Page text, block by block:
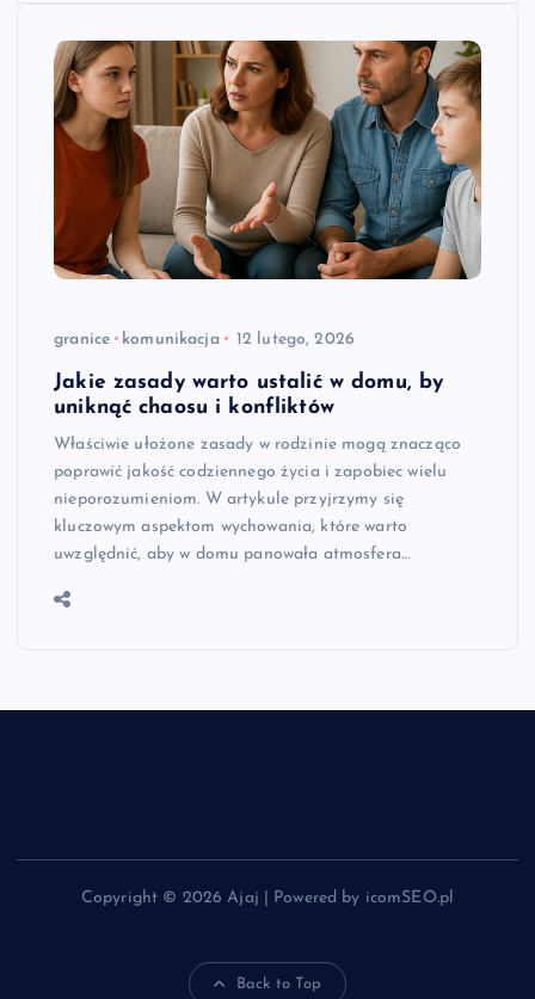
granice komunikacja 12 lutego, 2026
Jakie zasady warto ustalić w domu, by
uniknąć chaosu i konfliktów
Właściwie ułożone zasady w rodzinie mogą znacząco
poprawić jakość codziennego życia i zapobiec wielu
nieporozumieniom. W artykule przyjrzymy się
kluczowym aspektom wychowania, które warto
uwzględnić, aby w domu panowała atmosfera…
Copyright © 2026 Ajaj | Powered by icomSEO.pl
Back to Top